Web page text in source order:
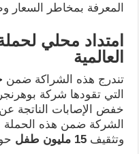
المعرفة بمخاطر السعار
امتداد محلي
العالمية
تندرج هذه الشراكة ضمن
التي تقودها شركة
خفض الإصابات الناتجة عن
الشركة ضمن هذه الحملة
وتثقيف 15 مليون طفل